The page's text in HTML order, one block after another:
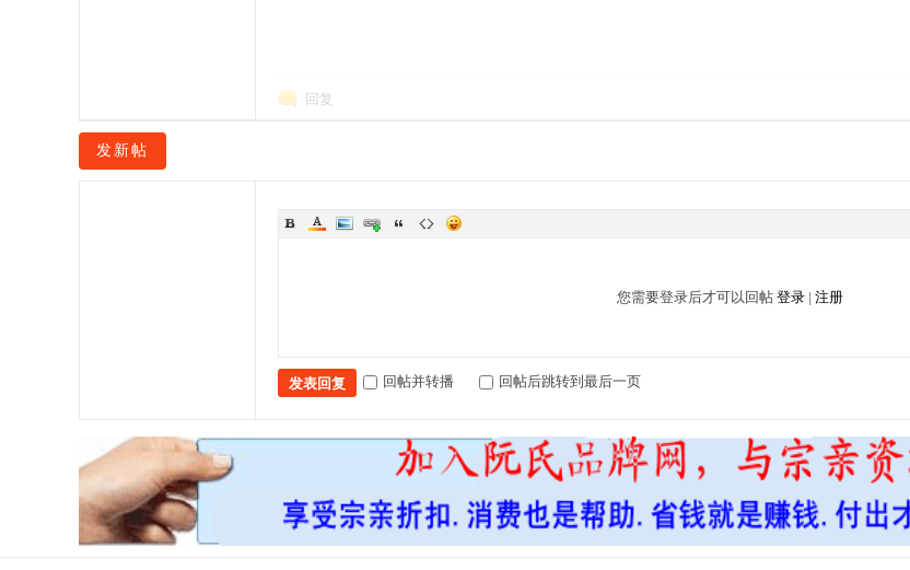
回复
发新帖
您需要登录后才可以回帖 登录 | 注册
发表回复 回帖并转播 回帖后跳转到最后一页